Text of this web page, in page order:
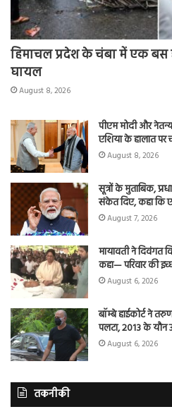
हिमाचल प्रदेश के चंबा में एक बस
घायल
August 8, 2026
पीएम मोदी और
एशिया के हालात पर
August 8, 2026
सूत्रों के मुताबिक,
संकेत दिए, कहा कि
August 7, 2026
मायावती ने दिवंगत
कहा— परिवार की
August 6, 2026
बॉम्बे हाईकोर्ट ने
पलटा, 2013 के यौन
August 6, 2026
तकनीकी